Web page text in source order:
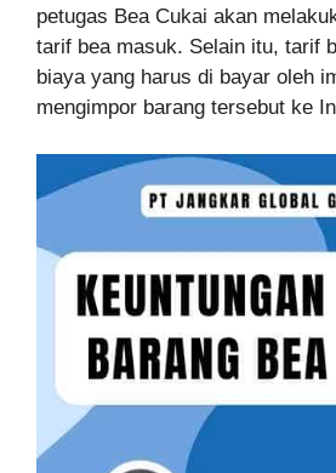
petugas Bea Cukai akan
tarif bea masuk. Selain itu, tarif
biaya yang harus di bayar oleh
mengimpor barang tersebut ke